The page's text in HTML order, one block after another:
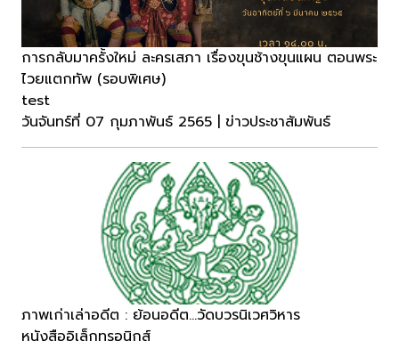
การกลับมาครั้งใหม่ ละครเสภา เรื่องขุนช้างขุนแผน ตอนพระ
ไวยแตกทัพ (รอบพิเศษ)
test
วันจันทร์ที่ 07 กุมภาพันธ์ 2565 | ข่าวประชาสัมพันธ์
ภาพเก่าเล่าอดีต : ย้อนอดีต...วัดบวรนิเวศวิหาร
หนังสืออิเล็กทรอนิกส์